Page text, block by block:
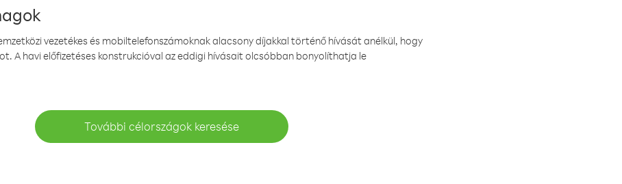
vezetékes és mobiltelefonszámoknak alacsony díjakkal történő hívását anélkül, hogy
A havi előfizetéses konstrukcióval az eddigi hívásait olcsóbban bonyolíthatja le
További célországok keresése